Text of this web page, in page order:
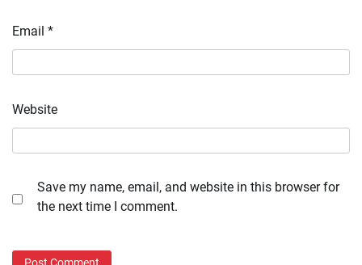
Email *
Website
Save my name, email, and website in this browser for
the next time I comment.